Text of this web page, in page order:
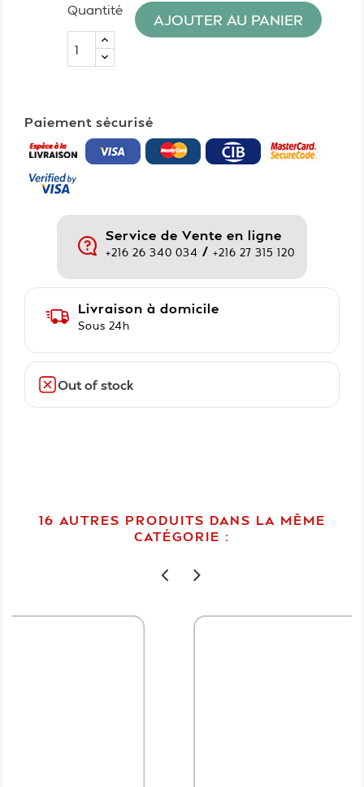
Quantité
AJOUTER AU PANIER
Paiement sécurisé
Service de Vente en ligne
+216 26 340 034 / +216 27 315 120
Livraison à domicile
Sous 24h
Out of stock
16 AUTRES PRODUITS DANS LA MÊME
CATÉGORIE :